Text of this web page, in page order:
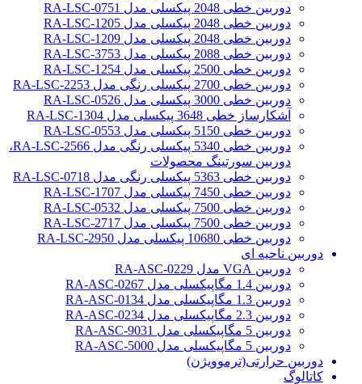
دوربین خطی 2048 پیکسلی مدل RA-LSC-0751
دوربین خطی 2048 پیکسلی مدل RA-LSC-1205
دوربین خطی 2048 پیکسلی مدل RA-LSC-1209
دوربین خطی 2088 پیکسلی مدل RA-LSC-3753
دوربین خطی 2500 پیکسلی مدل RA-LSC-1254
دوربین خطی 2700 پیکسلی رنگی مدل RA-LSC-2253
دوربین خطی 3000 پیکسلی مدل RA-LSC-0526
آشکارساز خطی 3648 پیکسلی مدل RA-LSC-1304
دوربین خطی 5150 پیکسلی مدل RA-LSC-0553
دوربین خطی 5340 پیکسلی رنگی مدل RA-LSC-2566،
دوربین سورتینگ محصولات
دوربین خطی 5363 پیکسلی رنگی مدل RA-LSC-0718
دوربین خطی 7450 پیکسلی مدل RA-LSC-1707
دوربین خطی 7500 پیکسلی مدل RA-LSC-0532
دوربین خطی 7500 پیکسلی مدل RA-LSC-2717
دوربین خطی 10680 پیکسلی مدل RA-LSC-2950
دوربین ناحیه ای
دوربین VGA مدل RA-ASC-0229
دوربین 1.4 مگاپیکسلی مدل RA-ASC-0267
دوربین 1.3 مگاپیکسلی مدل RA-ASC-0134
دوربین 2.3 مگاپیکسلی مدل RA-ASC-0234
دوربین 5 مگاپیکسلی مدل RA-ASC-9031
دوربین 5 مگاپیکسلی مدل RA-ASC-5000
دوربین حرارتی(ترموویژن)
کاتالوگ